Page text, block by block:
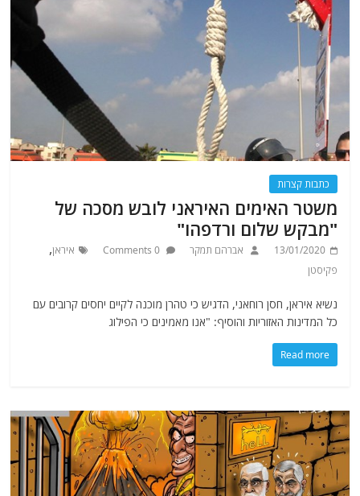
כתבות קצרות
משטר האימים האיראני לובש מסכה של
"מבקש שלום ורדפהו"
13/01/2020 אברהם תמקר 0 Comments איראן,
פקיסטן
נשיא איראן, חסן רוחאני, הדגיש כי טהרן מוכנה לקיים יחסים קרובים עם
כל המדינות האזוריות והוסיף: "אנו מאמינים כי הפילוג
Read more